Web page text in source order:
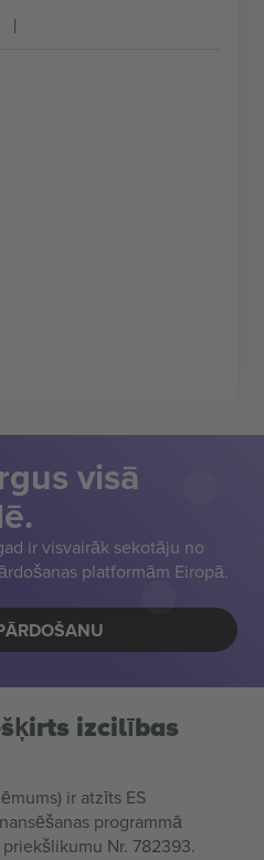
visā
ir visvairāk sekotāju no
platformām Eiropā.
izcilības
ir atzīts ES
programmā
Nr. 782393.